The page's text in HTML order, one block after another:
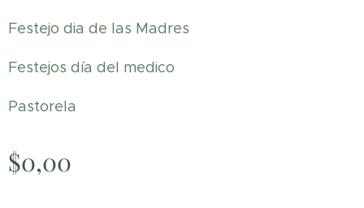
Festejo dia de las Madres
Festejos día del medico
Pastorela
$0,00